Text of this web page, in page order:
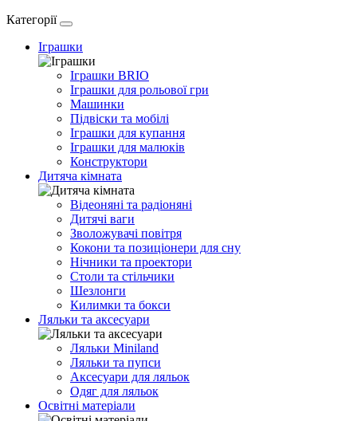
Категорії
Іграшки
Іграшки BRIO
Іграшки для рольової гри
Машинки
Підвіски та мобілі
Іграшки для купання
Іграшки для малюків
Конструктори
Дитяча кімната
Відеоняні та радіоняні
Дитячі ваги
Зволожувачі повітря
Кокони та позиціонери для сну
Нічники та проектори
Столи та стільчики
Шезлонги
Килимки та бокси
Ляльки та аксесуари
Ляльки Miniland
Ляльки та пупси
Аксесуари для ляльок
Одяг для ляльок
Освітні матеріали